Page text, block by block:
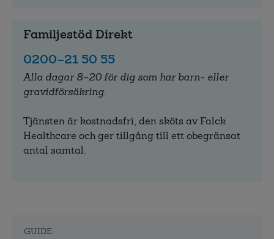
Familjestöd Direkt
0200–21 50 55
Alla dagar 8–20 för dig som har barn- eller
gravidförsäkring.
Tjänsten är kostnadsfri, den sköts av Falck
Healthcare och ger tillgång till ett obegränsat
antal samtal.
GUIDE